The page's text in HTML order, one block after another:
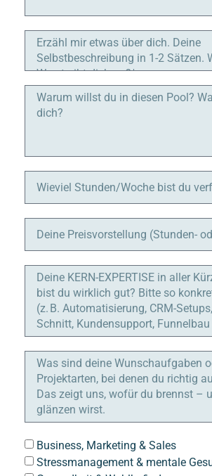
Business, Marketing & Sales
Stressmanagement & mentale